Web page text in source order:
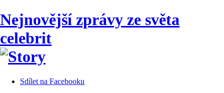
Nejnovější zprávy ze světa
celebrit
Sdílet na Facebooku